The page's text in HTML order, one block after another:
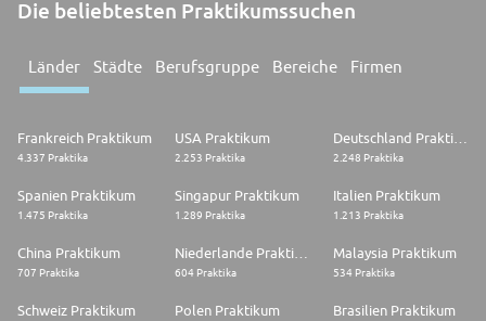
Die beliebtesten Praktikumssuchen
Länder Städte Berufsgruppe Bereiche Firmen
Frankreich Praktikum
4.337 Praktika
USA Praktikum
2.253 Praktika
Deutschland Praktikum
2.248 Praktika
Spanien Praktikum
1.475 Praktika
Singapur Praktikum
1.289 Praktika
Italien Praktikum
1.213 Praktika
China Praktikum
707 Praktika 604 Praktika
Malaysia Praktikum
534 Praktika
Schweiz Praktikum Polen Praktikum Brasilien Praktikum